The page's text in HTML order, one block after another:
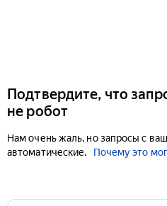
Подтвердите, что
не робот
Нам очень жаль, но запросы с
автоматические.
Почему это